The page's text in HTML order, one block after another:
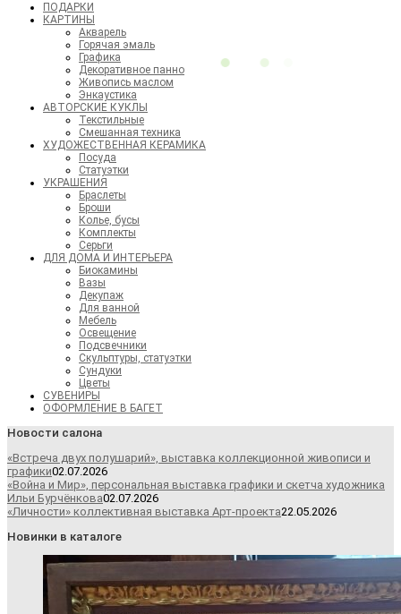
ПОДАРКИ
КАРТИНЫ
Акварель
Горячая эмаль
Графика
Декоративное панно
Живопись маслом
Энкаустика
АВТОРСКИЕ КУКЛЫ
Текстильные
Смешанная техника
ХУДОЖЕСТВЕННАЯ КЕРАМИКА
Посуда
Статуэтки
УКРАШЕНИЯ
Браслеты
Броши
Колье, бусы
Комплекты
Серьги
ДЛЯ ДОМА И ИНТЕРЬЕРА
Биокамины
Вазы
Декупаж
Для ванной
Мебель
Освещение
Подсвечники
Скульптуры, статуэтки
Сундуки
Цветы
СУВЕНИРЫ
ОФОРМЛЕНИЕ В БАГЕТ
Новости салона
«Встреча двух полушарий», выставка коллекционной живописи и
графики02.07.2026
«Война и Мир», персональная выставка графики и скетча художника
Ильи Бурчёнкова02.07.2026
«Личности» коллективная выставка Арт-проекта22.05.2026
Новинки в каталоге